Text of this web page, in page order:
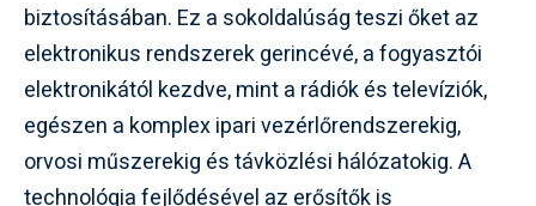
biztosításában. Ez a sokoldalúság teszi őket az
elektronikus rendszerek gerincévé, a fogyasztói
elektronikától kezdve, mint a rádiók és televíziók,
egészen a komplex ipari vezérlőrendszerekig,
orvosi műszerekig és távközlési hálózatokig. A
technológia fejlődésével az erősítők is